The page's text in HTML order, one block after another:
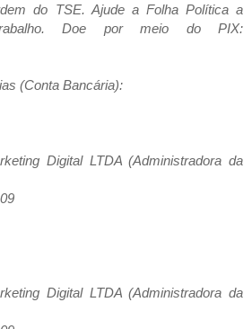
do TSE. Ajude a Folha Política a
Doe por meio do PIX:
(Conta Bancária):
Digital LTDA (Administradora da
Digital LTDA (Administradora da